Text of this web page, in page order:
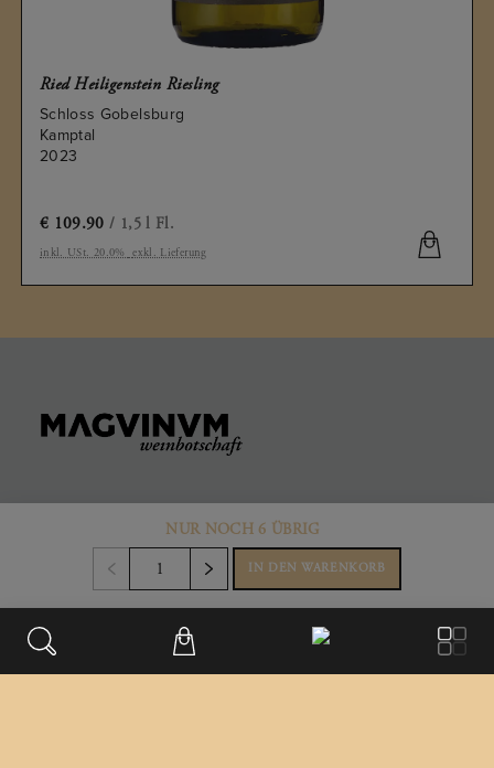
Ried Heiligenstein Riesling
Schloss Gobelsburg
Kamptal
2023
€ 109.90 / 1,5 l Fl.
inkl. USt. 20.0% exkl. Lieferung
NUR NOCH 6 ÜBRIG
IN DEN WARENKORB
Büro & Firmensitz
Weinberggasse 2
3550,Langenlois
Austria
+43 699/181 241 41